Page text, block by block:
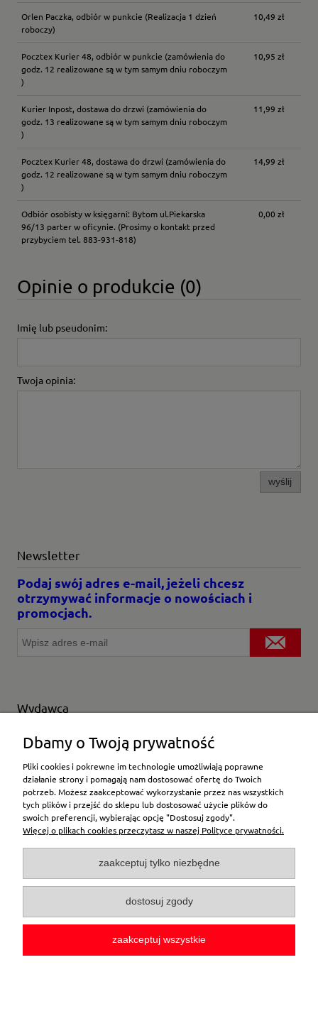
Orlen Paczka, odbiór w punkcie (Realizacja 1 dzień
roboczy)
10,49 zł
Pocztex Kurier 48, odbiór w punkcie (zamówienia do
godz. 12 realizowane są w tym samym dniu roboczym
)
10,95 zł
Kurier Inpost, dostawa do drzwi (zamówienia do
godz. 13 realizowane są w tym samym dniu roboczym
)
11,99 zł
Pocztex Kurier 48, dostawa do drzwi (zamówienia do
godz. 12 realizowane są w tym samym dniu roboczym
)
14,99 zł
Odbiór osobisty w księgarni: Bytom ul.Piekarska
96/13 parter w oficynie. (Prosimy o kontakt przed
przybyciem tel. 883-931-818)
0,00 zł
Opinie o produkcie (0)
Imię lub pseudonim:
Twoja opinia:
wyślij
Newsletter
Podaj swój adres e-mail, jeżeli chcesz
otrzymywać informacje o nowościach i
promocjach.
Wydawca
Wybierz producenta
Moje konto
Płatności i dostawa
Pomoc
O firmie
Dbamy o Twoją prywatność
Pliki cookies i pokrewne im technologie umożliwiają poprawne
działanie strony i pomagają nam dostosować ofertę do Twoich
potrzeb. Możesz zaakceptować wykorzystanie przez nas wszystkich
tych plików i przejść do sklepu lub dostosować użycie plików do
swoich preferencji, wybierając opcję "Dostosuj zgody".
Więcej o plikach cookies przeczytasz w naszej Polityce prywatności.
zaakceptuj tylko niezbędne
dostosuj zgody
zaakceptuj wszystkie